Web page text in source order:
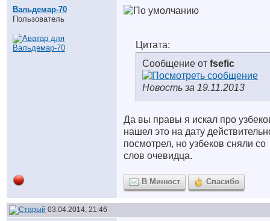
Вальдемар-70
Пользователь
Цитата:
Сообщение от fsefic
Новость за 19.11.2013
Да вы правы я искал про
нашел это на дату
посмотрел, но узбеков сняли со
слов очевидца.
В Минюст Спасибо
03.04.2014, 21:46